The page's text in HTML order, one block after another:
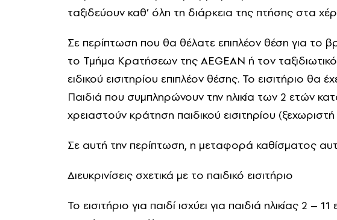
ταξιδεύουν καθ’ όλη τη διάρκεια της πτήσης στα
Σε περίπτωση που θα θέλατε επιπλέον θέση για το
το Τμήμα Κρατήσεων της AEGEAN ή τον
ειδικού εισιτηρίου επιπλέον θέσης. Το εισιτήριο θα
Παιδιά που συμπληρώνουν την ηλικία των 2 ετών
χρειαστούν κράτηση παιδικού εισιτηρίου
Σε αυτή την περίπτωση, η μεταφορά καθίσματος
Διευκρινίσεις σχετικά με το παιδικό εισιτήριο
Το εισιτήριο για παιδί ισχύει για παιδιά ηλικίας 2 –